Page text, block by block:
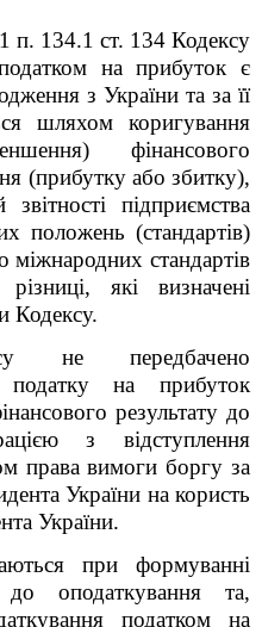
п. 134.1 ст. 134 Кодексу
на прибуток є
з України та за її
шляхом коригування
фінансового
(прибутку або збитку),
підприємства
положень (стандартів)
міжнародних стандартів
які визначені
Кодексу.
не передбачено
податку на прибуток
результату до
з відступлення
права вимоги боргу за
України на користь
України.
при формуванні
до оподаткування та,
податком на